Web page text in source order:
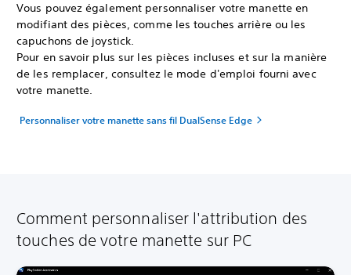
Vous pouvez également personnaliser votre manette en
modifiant des pièces, comme les touches arrière ou les
capuchons de joystick.
Pour en savoir plus sur les pièces incluses et sur la manière
de les remplacer, consultez le mode d'emploi fourni avec
votre manette.
Personnaliser votre manette sans fil DualSense Edge
Comment personnaliser l'attribution des
touches de votre manette sur PC